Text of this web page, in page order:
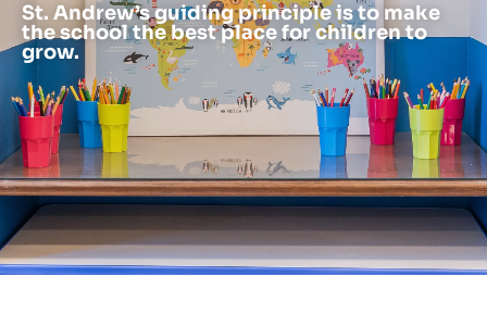
St. Andrew’s guiding principle is to make
the school the best place for children to
grow.